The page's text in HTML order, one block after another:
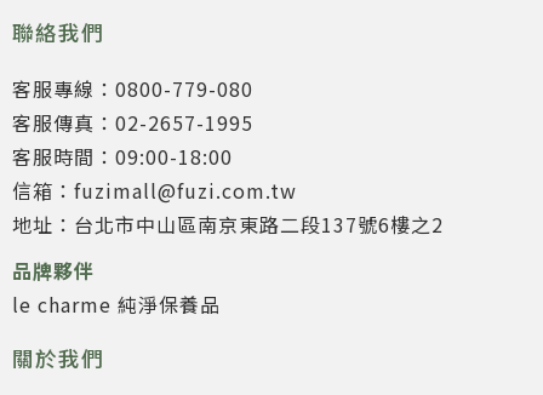
聯絡我們
客服專線：0800-779-080
客服傳真：02-2657-1995
客服時間：09:00-18:00
信箱：fuzimall@fuzi.com.tw
地址：台北市中山區南京東路二段137號6樓之2
品牌夥伴
le charme 純淨保養品
關於我們